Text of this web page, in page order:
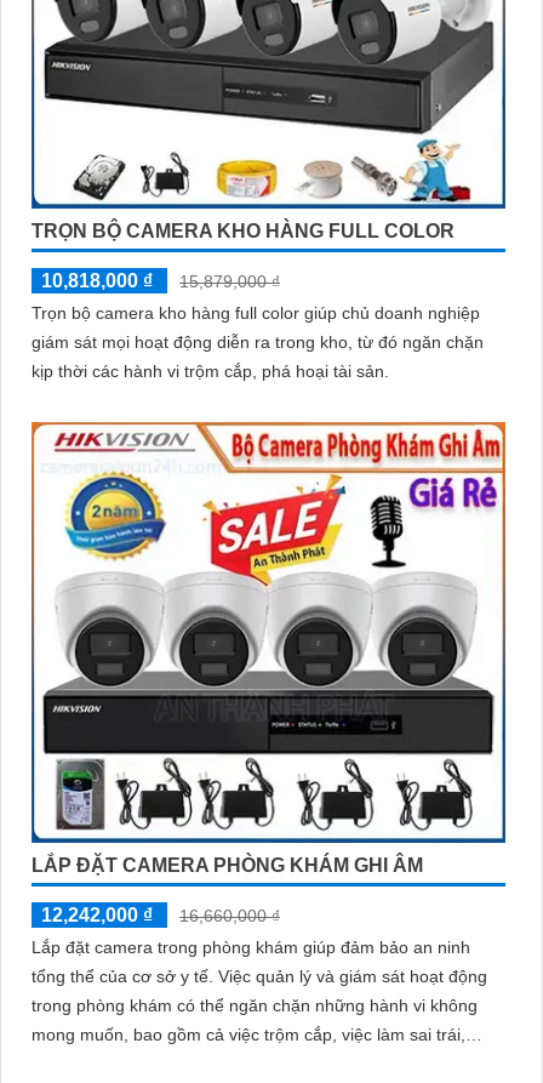
TRỌN BỘ CAMERA KHO HÀNG FULL COLOR
10,818,000 ₫
15,879,000 ₫
Trọn bộ camera kho hàng full color giúp chủ doanh nghiệp
giám sát mọi hoạt động diễn ra trong kho, từ đó ngăn chặn
kịp thời các hành vi trộm cắp, phá hoại tài sản.
LẮP ĐẶT CAMERA PHÒNG KHÁM GHI ÂM
12,242,000 ₫
16,660,000 ₫
Lắp đặt camera trong phòng khám giúp đảm bảo an ninh
tổng thể của cơ sở y tế. Việc quản lý và giám sát hoạt động
trong phòng khám có thể ngăn chặn những hành vi không
mong muốn, bao gồm cả việc trộm cắp, việc làm sai trái,